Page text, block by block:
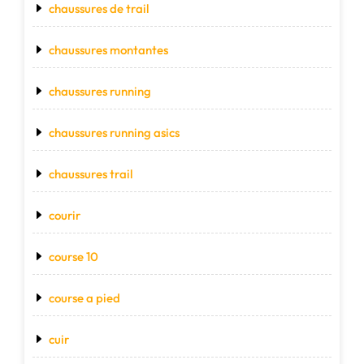
chaussures de trail
chaussures montantes
chaussures running
chaussures running asics
chaussures trail
courir
course 10
course a pied
cuir